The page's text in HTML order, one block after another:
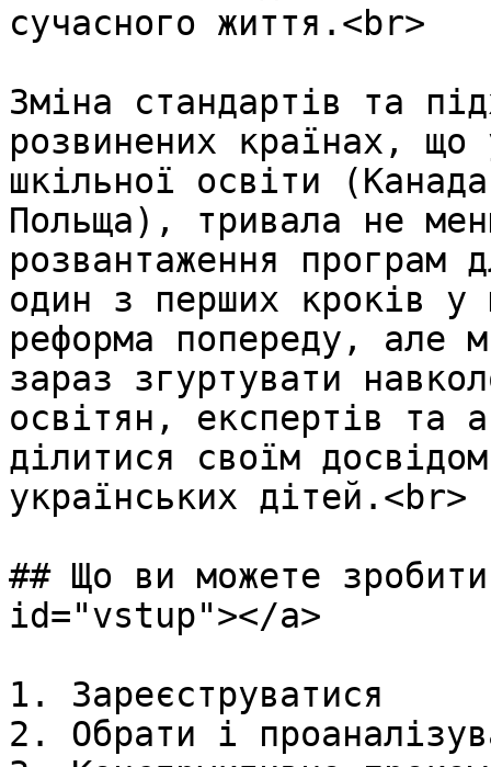
сучасного життя.<br>
Зміна стандартів та
розвинених країнах, що
шкільної освіти
Польща), тривала не
розвантаження програм
один з перших кроків у
реформа попереду, але
зараз згуртувати
освітян, експертів та
ділитися своїм
українських дітей.<br>
## Що ви можете
id="vstup"></a>
1. Зареєструватися
2. Обрати і